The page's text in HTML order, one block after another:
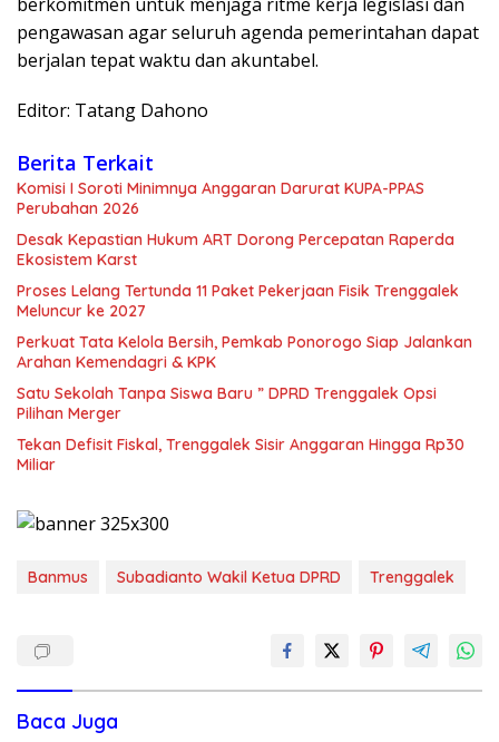
pengawasan agar seluruh agenda pemerintahan dapat
berjalan tepat waktu dan akuntabel.
Editor: Tatang Dahono
Berita Terkait
Komisi I Soroti Minimnya Anggaran Darurat KUPA-PPAS
Perubahan 2026
Desak Kepastian Hukum ART Dorong Percepatan Raperda
Ekosistem Karst
Proses Lelang Tertunda 11 Paket Pekerjaan Fisik Trenggalek
Meluncur ke 2027
Perkuat Tata Kelola Bersih, Pemkab Ponorogo Siap Jalankan
Arahan Kemendagri & KPK
Satu Sekolah Tanpa Siswa Baru ” DPRD Trenggalek Opsi
Pilihan Merger
Tekan Defisit Fiskal, Trenggalek Sisir Anggaran Hingga Rp30
Miliar
Banmus Subadianto Wakil Ketua DPRD Trenggalek
Baca Juga